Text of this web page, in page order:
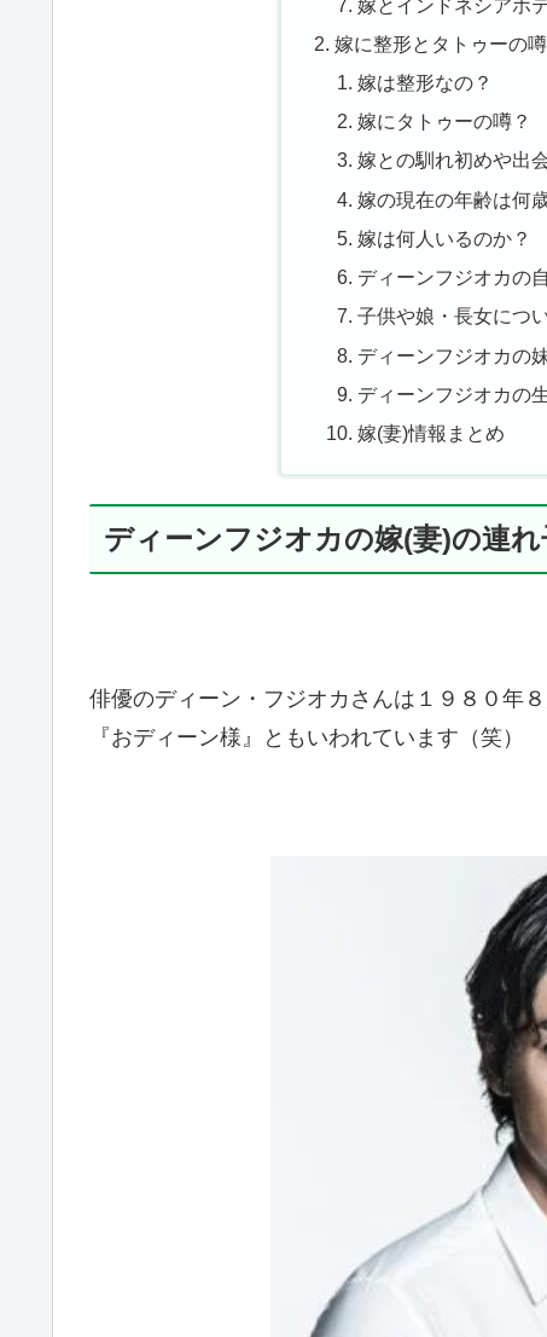
嫁に整形とタトゥーの
嫁は整形なの？
嫁にタトゥーの噂？
嫁との馴れ初めや出
嫁の現在の年齢は何
嫁は何人いるのか？
ディーンフジオカの
子供や娘・長女につ
ディーンフジオカの
ディーンフジオカの
嫁(妻)情報まとめ
ディーンフジオカの嫁(妻)の連
俳優のディーン・フジオカさんは１９８０年
『おディーン様』ともいわれています（笑）